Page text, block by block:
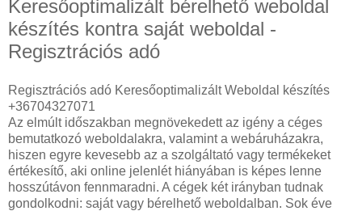
Keresőoptimalizált bérelhető weboldal
készítés kontra saját weboldal -
Regisztrációs adó
Regisztrációs adó Keresőoptimalizált Weboldal készítés
+36704327071
Az elmúlt időszakban megnövekedett az igény a céges
bemutatkozó weboldalakra, valamint a webáruházakra,
hiszen egyre kevesebb az a szolgáltató vagy termékeket
értékesítő, aki online jelenlét hiányában is képes lenne
hosszútávon fennmaradni. A cégek két irányban tudnak
gondolkodni: saját vagy bérelhető weboldalban. Sok éve